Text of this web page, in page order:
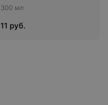
300 мл
11 руб.